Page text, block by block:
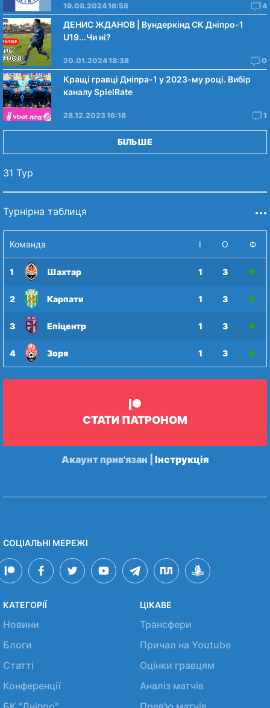
19.08.2024 16:58 4
ДЕНИС ЖДАНОВ | Вундеркінд СК Дніпро-1
U19...Чи нi?
20.01.2024 18:38 0
Кращі гравці Дніпра-1 у 2023-му році. Вибiр
каналу SpielRate
28.12.2023 16:18 1
БІЛЬШЕ
31 Тур
Турнірна таблиця
Команда І О Ф
1 Шахтар 1 3
2 Карпати 1 3
3 Епіцентр 1 3
4 Зоря 1 3
СТАТИ ПАТРОНОМ
Акаунт прив'язан | Інструкція
СОЦІАЛЬНІ МЕРЕЖІ
КАТЕГОРІЇ
Новини
Блоги
Статті
Конференції
ЦІКАВЕ
Трансфери
Причал на Youtube
Оцінки гравцям
Аналіз матчів